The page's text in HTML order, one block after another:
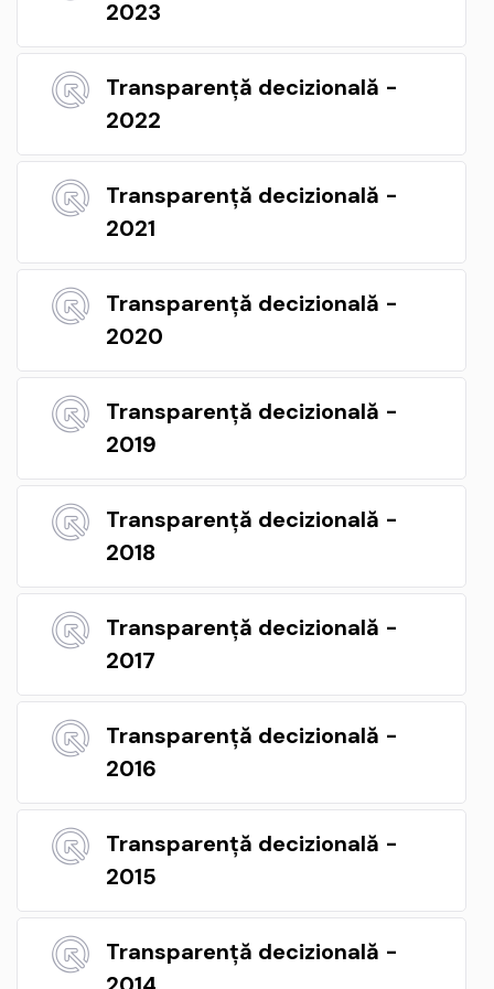
2023
Transparență decizională -
2022
Transparență decizională -
2021
Transparență decizională -
2020
Transparență decizională -
2019
Transparență decizională -
2018
Transparență decizională -
2017
Transparență decizională -
2016
Transparență decizională -
2015
Transparență decizională -